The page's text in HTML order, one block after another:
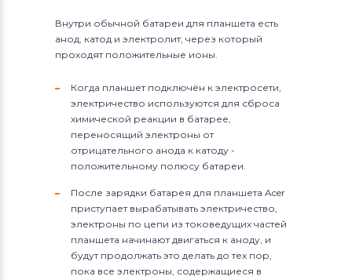
Внутри обычной батареи для планшета есть
анод, катод и электролит, через который
проходят положительные ионы.
Когда планшет подключён к электросети,
электричество используются для сброса
химической реакции в батарее,
переносящий электроны от
отрицательного анода к катоду -
положительному полюсу батареи.
После зарядки батарея для планшета Acer
приступает вырабатывать электричество,
электроны по цепи из токоведущих частей
планшета начинают двигаться к аноду, и
будут продолжать это делать до тех пор,
пока все электроны, содержащиеся в